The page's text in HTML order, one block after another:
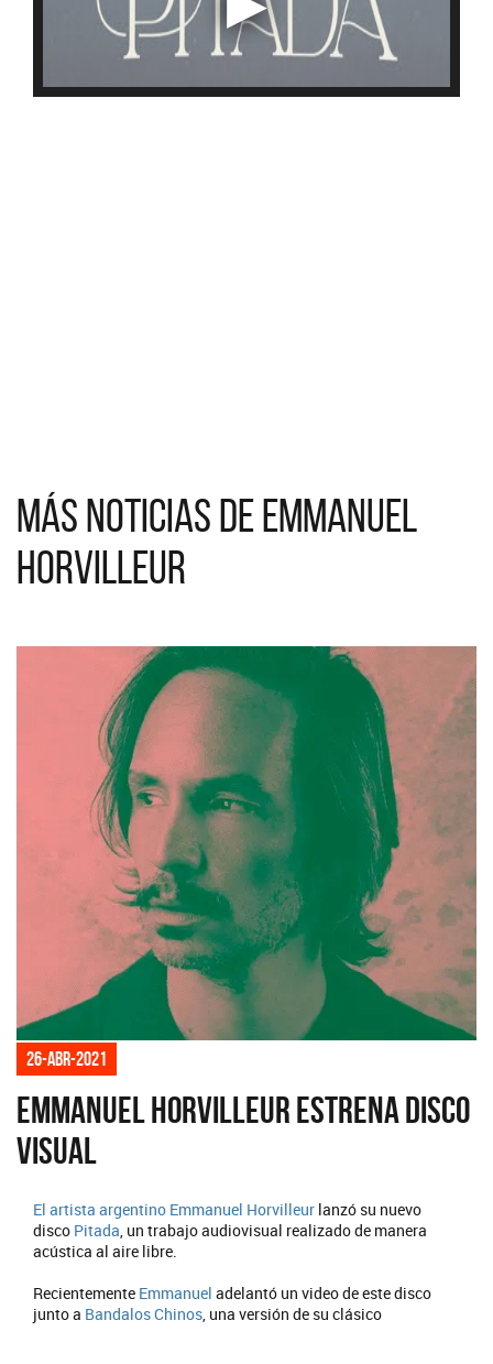
Más noticias de Emmanuel
Horvilleur
26-abr-2021
Emmanuel Horvilleur estrena disco
visual
El artista argentino Emmanuel Horvilleur lanzó su nuevo
disco Pitada , un trabajo audiovisual realizado de manera
acústica al aire libre.
Recientemente Emmanuel adelantó un video de este disco
junto a Bandalos Chinos , una versión de su clásico